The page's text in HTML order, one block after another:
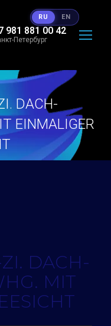
981 881 00 42
Петербург
DACH-
EINMALIGER
DACH-
MIT
RU EN